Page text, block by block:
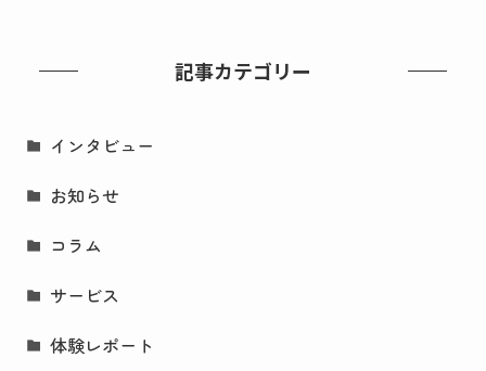
記事カテゴリー
インタビュー
お知らせ
コラム
サービス
体験レポート